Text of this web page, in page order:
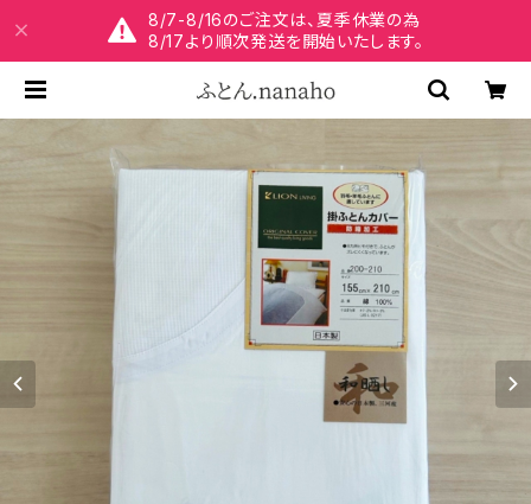
8/7-8/16のご注文は、夏季休業の為
8/17より順次発送を開始いたします。